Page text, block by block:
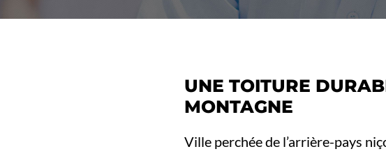
UNE TOITURE
MONTAGNE
Ville perchée de l’arrière-pays